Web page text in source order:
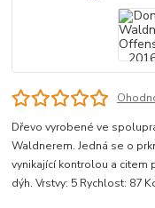
Dřevo vyrobené ve
Waldnerem. Jedná se o
vynikající kontrolou a citem
dýh. Vrstvy: 5 Rychlost: 87